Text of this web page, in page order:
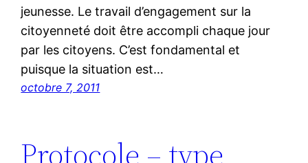
jeunesse. Le travail d’engagement sur la
citoyenneté doit être accompli chaque jour
par les citoyens. C’est fondamental et
puisque la situation est…
octobre 7, 2011
Protocole – type